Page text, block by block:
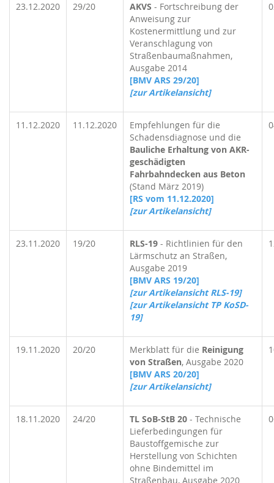
23.12.2020 29/20 AKVS - Fortschreibung der
Anweisung zur
Kostenermittlung und zur
Veranschlagung von
Straßenbaumaßnahmen,
Ausgabe 2014
[BMV ARS 29/20]
[zur Artikelansicht]
11.12.2020 11.12.2020
Empfehlungen für die
Schadensdiagnose und die
Bauliche Erhaltung von AKR-
geschädigten
Fahrbahndecken aus Beton
(Stand März 2019)
[RS vom 11.12.2020]
[zur Artikelansicht]
23.11.2020 19/20 RLS-19 - Richtlinien für den
Lärmschutz an Straßen,
Ausgabe 2019
[BMV ARS 19/20]
[zur Artikelansicht RLS-19]
[zur Artikelansicht TP KoSD-
19]
19.11.2020 20/20 Merkblatt für die Reinigung
von Straßen, Ausgabe 2020
[BMV ARS 20/20]
[zur Artikelansicht]
18.11.2020 24/20 TL SoB-StB 20 - Technische
Lieferbedingungen für
Baustoffgemische zur
Herstellung von Schichten
ohne Bindemittel im
Straßenbau, Ausgabe 2020